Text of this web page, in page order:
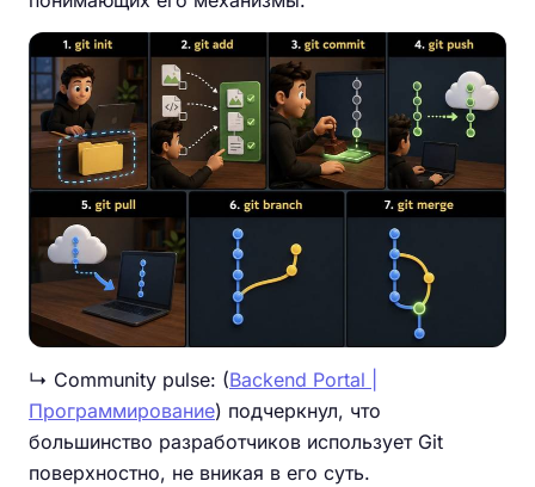
↳ Community pulse: (Backend Portal |
Программирование) подчеркнул, что
большинство разработчиков использует Git
поверхностно, не вникая в его суть.